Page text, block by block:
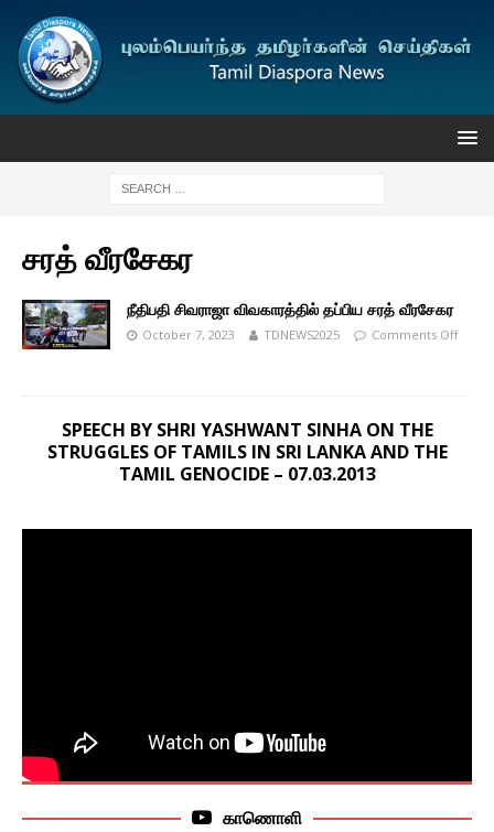
சரத் வீரசேகர
நீதிபதி சிவராஜா விவகாரத்தில் தப்பிய சரத் வீரசேகர
October 7, 2023 TDNEWS2025 Comments Off
SPEECH BY SHRI YASHWANT SINHA ON THE
STRUGGLES OF TAMILS IN SRI LANKA AND THE
TAMIL GENOCIDE – 07.03.2013
காணொளி